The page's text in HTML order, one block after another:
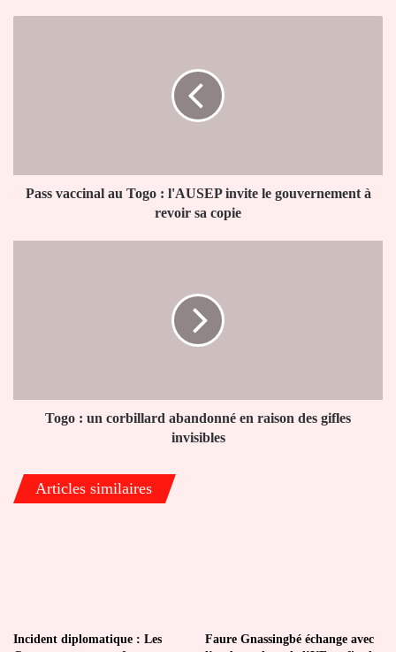
gouvernement
Pass vaccinal au Togo : l'AUSEP invite le gouvernement à
revoir sa copie
gifles
invisiblesTogo : un corbillard abandonné en raison des gifles
invisibles
Articles similaires
Incident diplomatique : Les
Faure Gnassingbé échange avec